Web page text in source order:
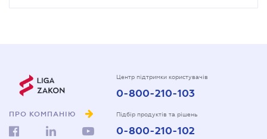
ПРО КОМПАНІЮ
Центр підтримки користувачів
0-800-210-103
Підбір продуктів та рішень
0-800-210-102